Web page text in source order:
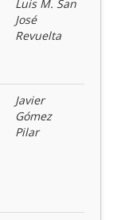
Luis M. San
José
Revuelta
Javier
Gómez
Pilar